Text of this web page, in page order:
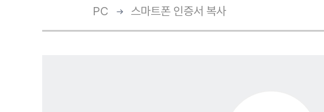
PC 스마트폰 인증서 복사